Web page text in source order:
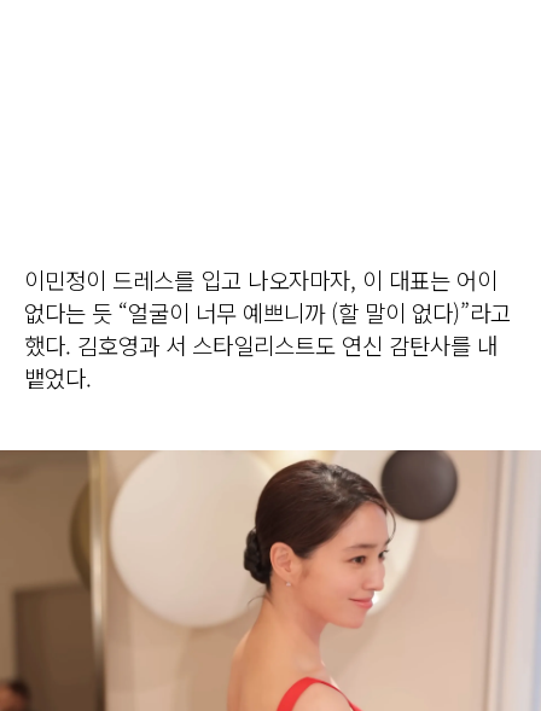
이민정이 드레스를 입고 나오자마자, 이 대표는 어이
없다는 듯 “얼굴이 너무 예쁘니까 (할 말이 없다)”라고
했다. 김호영과 서 스타일리스트도 연신 감탄사를 내
뱉었다.